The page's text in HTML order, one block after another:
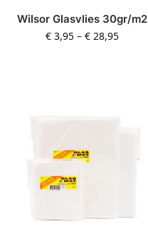
Wilsor Glasvlies 30gr/m2
€3,95– €28,95